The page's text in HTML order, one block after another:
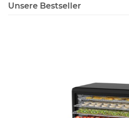
Unsere Bestseller